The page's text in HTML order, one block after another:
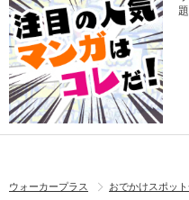
ウォーカープラス おでかけスポッ